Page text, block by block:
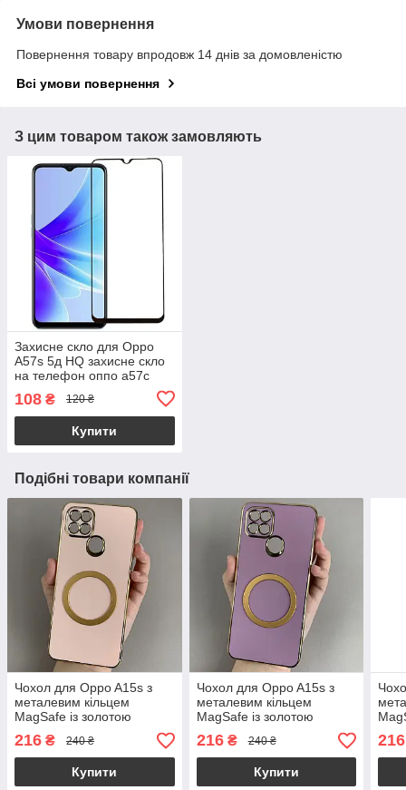
Умови повернення
Повернення товару впродовж 14 днів за домовленістю
Всі умови повернення
З цим товаром також замовляють
Захисне скло для Oppo
A57s 5д HQ захисне скло
на телефон оппо а57с
108 ₴ 120 ₴
Купити
Подібні товари компанії
Чохол для Oppo A15s з
металевим кільцем
MagSafe із золотою
рамкою на оппо а15с
пудровий q08w
216 ₴ 240 ₴
Купити
Чохол для Oppo A15s з
металевим кільцем
MagSafe із золотою
рамкою на оппо а15с
чорничний q08w
216₴ 240 ₴
Купити
216